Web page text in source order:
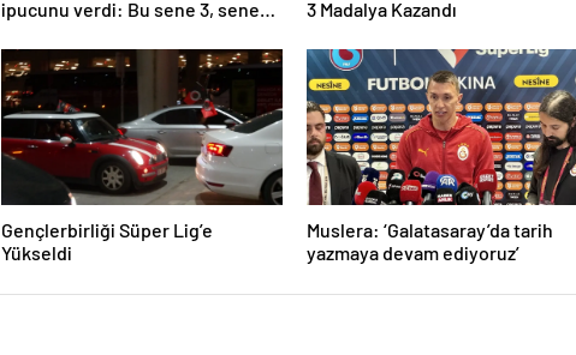
ipucunu verdi: Bu sene 3, seneye
3 Madalya Kazandı
Gençlerbirliği Süper Lig’e
Yükseldi
Muslera: ‘Galatasaray’da tarih
yazmaya devam ediyoruz’